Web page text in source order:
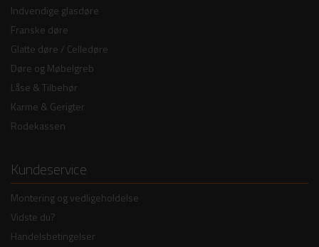
Indvendige glasdøre
Franske døre
Glatte døre / Celledøre
Døre og Møbelgreb
Låse & Tilbehør
Karme & Gerigter
Rodekassen
Kundeservice
Montering og vedligeholdelse
Vidste du?
Handelsbetingelser